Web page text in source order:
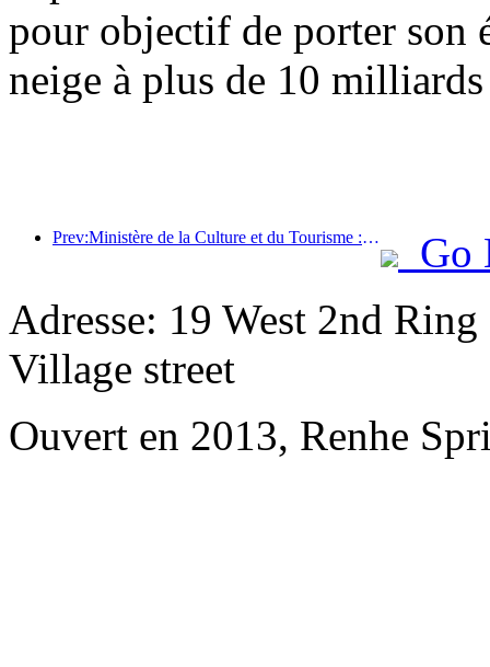
pour objectif de porter son
neige à plus de 10
Prev:Ministère de la Culture et du Tourisme : Mettre l’accent à la fois sur l’offre et la demande pour orienter les activités de consommation culturelle et touristique ainsi que les voyages.
Go
Adresse: 19 West 2nd
Village street
Ouvert en 2013, Renhe